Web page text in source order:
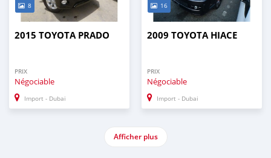
8
2015 TOYOTA PRADO
PRIX
Négociable
Import - Dubai
16
2009 TOYOTA HIACE
PRIX
Négociable
Import - Dubai
Afficher plus